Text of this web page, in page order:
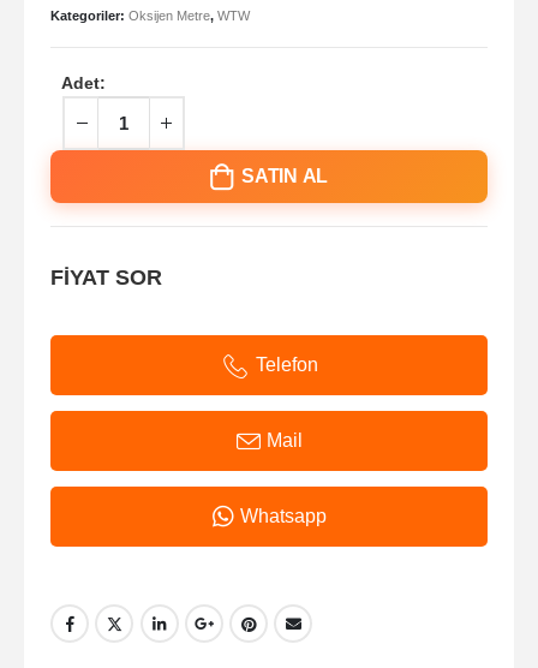
Kategoriler: Oksijen Metre, WTW
Adet:
SATIN AL
FİYAT SOR
Telefon
Mail
Whatsapp